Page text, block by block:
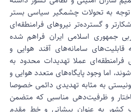
به تحولات چشمگیر سیاسی بستر
و گسترده‌تر نیروهای فرامنطقه‌ای
اسلامی ایران فراهم شده
سامانه‌های آفند هوایی و
عملا تهدیدات محدود به
وجود پایگاه‌های متعدد هوایی و
به مثابه تهدیدی دائمی خصوصا
و ظرفیت‌دهی مناسبی که متضمن
به عنوان پیشانی و خط مقدم